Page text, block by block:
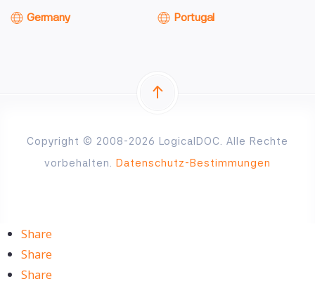
Germany
Portugal
Copyright © 2008-2026 LogicalDOC. Alle Rechte
vorbehalten. Datenschutz-Bestimmungen
Share
Share
Share